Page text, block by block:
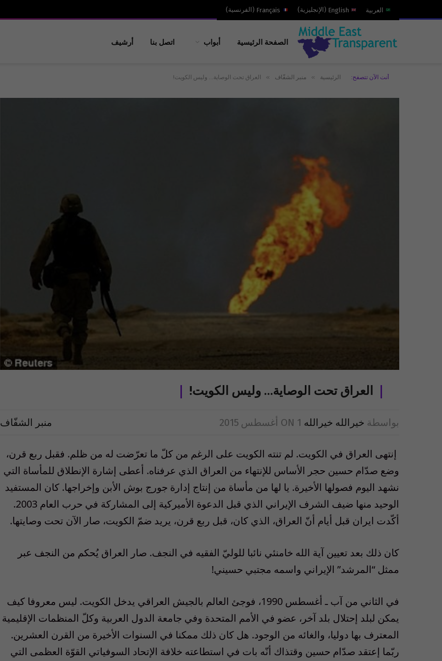
العربية English
( الإنجليزية)
Français
( الفرنسية)
الصفحة الرئيسية أبواب اتصل بنا أرشيف
أنت الآن تتصفح: الرئيسية » منبر الشفّاف » العراق تحت الوصاية… وليس الكويت!
العراق تحت الوصاية… وليس الكويت!
بواسطة خيرالله خيرالله ON 1 أغسطس 2015 منبر الشفّاف
إنتهى العراق في الكويت. لم تنته الكويت على الرغم من كلّ ما تعرّضت له من ظلم. فقبل ربع قرن،
وضع صدّام حسين حجر الأساس للإنتهاء من العراق الذي عرفناه. أعطى إشارة الإنطلاق للمأساة التي
نشهد اليوم فصولها الأخيرة. يا لها من مأساة من إنتاج إدارة جورج بوش الأبن وإخراجها. كان المستفيد
الوحيد منها ضيف الشرف الإيراني الذي قبل الدعوة الأميركية إلى المشاركة في حرب العام 2003.
أكّدت ايران قبل أيام أنّ العراق، الذي كان، قبل ربع قرن، يريد ضمّ الكويت، صار الآن تحت وصايتها.
كان ذلك بعد تعيين آية الله خامنئي نائبا للوليّ الفقيه في النجف. صار العراق يُحكم من النجف عبر
ممثل “المرشد” الإيراني واسمه مجتبي حسيني!
في الثاني من آب ـ أغسطس 1990، فوجئ العالم بالجيش العراقي يدخل الكويت. ليس معروفا كيف
يمكن لبلد إحتلال بلد آخر، عضو في الأمم المتحدة وفي جامعة الدول العربية وكلّ المنظمات الإقليمية
المعترف بها دوليا، والغائه من الوجود. هل كان ذلك ممكنا في السنوات الأخيرة من القرن العشرين.
ربّما إعتقد صدّام حسين وقتذاك أنّه بات في استطاعته خلافة الإتحاد السوفياتي القوّة العظمى التي